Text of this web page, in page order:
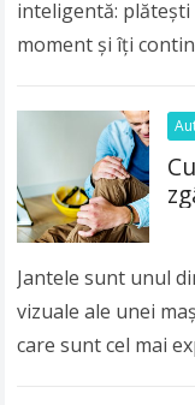
inteligentă:
moment și îți
Jantele sunt unul
vizuale ale unei
care sunt cel mai